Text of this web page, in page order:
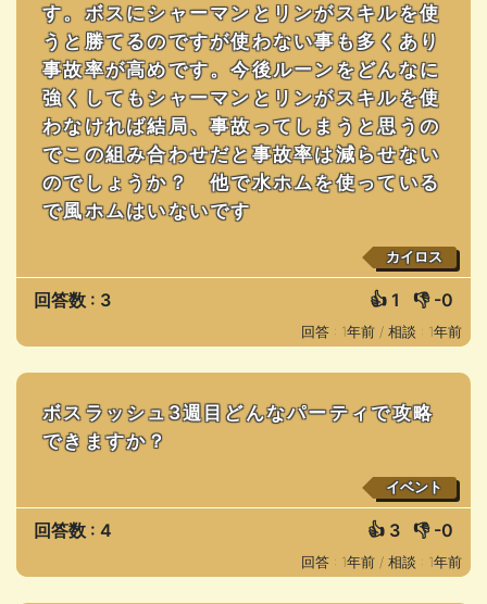
す。ボスにシャーマンとリンがスキルを使
うと勝てるのですが使わない事も多くあり
事故率が高めです。今後ルーンをどんなに
強くしてもシャーマンとリンがスキルを使
わなければ結局、事故ってしまうと思うの
でこの組み合わせだと事故率は減らせない
のでしょうか？ 他で水ホムを使っている
で風ホムはいないです
カイロス
回答数 : 3 👍 1 👎 -0
回答 : 1年前 / 相談 : 1年前
ボスラッシュ3週目どんなパーティで攻略
できますか？
イベント
回答数 : 4 👍 3 👎 -0
回答 : 1年前 / 相談 : 1年前